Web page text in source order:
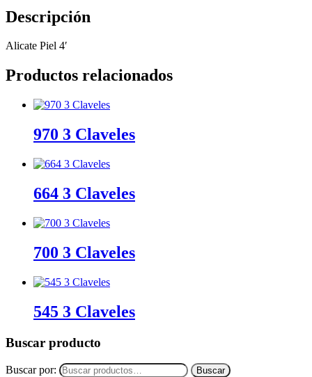
Descripción
Alicate Piel 4′
Productos relacionados
970 3 Claveles
664 3 Claveles
700 3 Claveles
545 3 Claveles
Buscar producto
Buscar por: Buscar